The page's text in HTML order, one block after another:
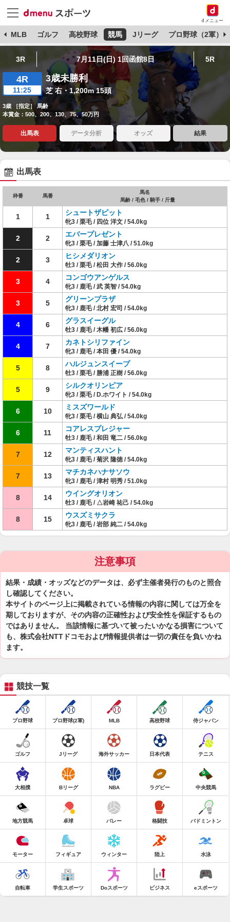
dメニュー
MLB ゴルフ 高校野球 競馬 Jリーグ プロ野球（2軍）
3R 7月11日(日) 1回函館8日 5R
4R
11:25
3歳未勝利
芝 右・1,200m 15頭
3歳 ［指定］ 馬齢
本賞金：500、200、130、75、50万円
出馬表 データ分析 オッズ 結果
出馬表
枠番 馬番
馬名
馬齢 / 毛色 / 騎手 / 斤量
1 1 シュートザピット
牝3 / 栗毛 / 四位 洋文 / 54.0kg
2 2 エバープレゼント
牝3 / 栗毛 / 加藤 士津八 / 51.0kg
2 3 ヒシメダリオン
牡3 / 栗毛 / 松田 大作 / 56.0kg
3 4 コンゴウアンゲルス
牝3 / 鹿毛 / 武 英智 / 54.0kg
3 5 グリーンプラザ
牝3 / 鹿毛 / 北村 宏司 / 54.0kg
4 6 グラスイーグル
牡3 / 鹿毛 / 木幡 初広 / 56.0kg
4 7 カネトシリファイン
牝3 / 鹿毛 / 本田 優 / 54.0kg
5 8 ハルジュンスイープ
牡3 / 栗毛 / 勝浦 正樹 / 56.0kg
5 9 シルクオリンピア
牝3 / 栗毛 / D.ホワイト / 54.0kg
6 10 ミスズワールド
牝3 / 栗毛 / 横山 典弘 / 54.0kg
6 11 コアレスプレジャー
牡3 / 鹿毛 / 和田 竜二 / 56.0kg
7 12 マンティスハント
牝3 / 鹿毛 / 菊沢 隆徳 / 54.0kg
7 13 マチカネハナサソウ
牝3 / 鹿毛 / 津村 明秀 / 51.0kg
8 14 ウイングオリオン
牡3 / 鹿毛 / △岩崎 祐己 / 54.0kg
8 15 ウスズミサクラ
牝3 / 鹿毛 / 岩部 純二 / 54.0kg
注意事項
結果・成績・オッズなどのデータは、必ず主催者発行のものと照合
し確認してください。
本サイトのページ上に掲載されている情報の内容に関しては万全を
期しておりますが、その内容の正確性および安全性を保証するもの
ではありません。 当該情報に基づいて被ったいかなる損害について
も、株式会社NTTドコモおよび情報提供者は一切の責任を負いかね
ます。
競技一覧
プロ野球 プロ野球(2軍) MLB 高校野球 侍ジャパン
ゴルフ Jリーグ 海外サッカー 日本代表 テニス
大相撲 Bリーグ NBA ラグビー 中央競馬
地方競馬 卓球 バレー 格闘技 バドミントン
モーター フィギュア ウィンター 陸上 水泳
自転車 学生スポーツ Doスポーツ ビジネス eスポーツ